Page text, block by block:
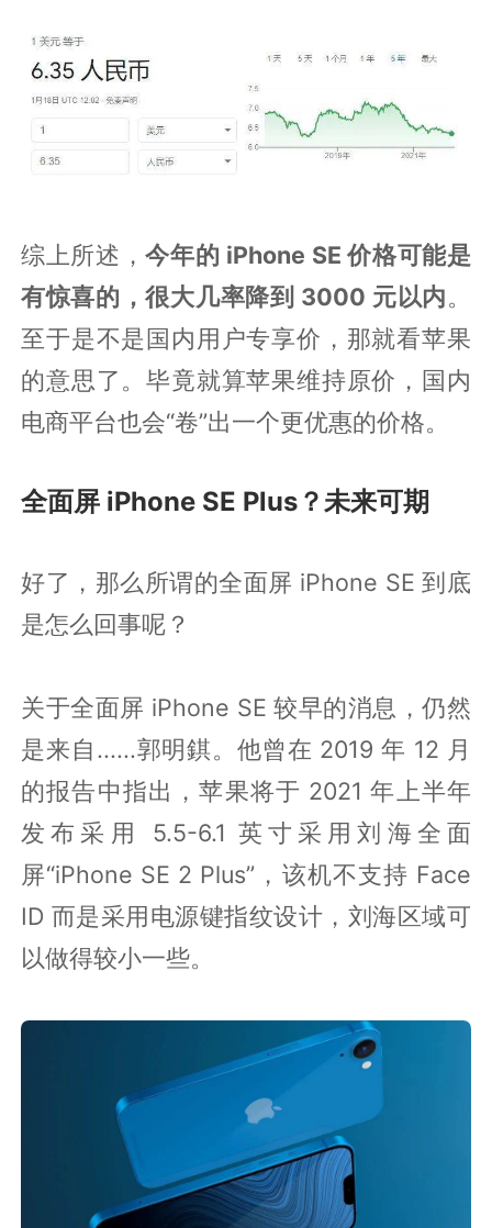
综上所述，今年的 iPhone SE 价格可能是
有惊喜的，很大几率降到 3000 元以内。
至于是不是国内用户专享价，那就看苹果
的意思了。毕竟就算苹果维持原价，国内
电商平台也会“卷”出一个更优惠的价格。
全面屏 iPhone SE Plus？未来可期
好了，那么所谓的全面屏 iPhone SE 到底
是怎么回事呢？
关于全面屏 iPhone SE 较早的消息，仍然
是来自......郭明錤。他曾在 2019 年 12 月
的报告中指出，苹果将于 2021 年上半年
发布采用 5.5-6.1 英寸采用刘海全面
屏“iPhone SE 2 Plus”，该机不支持 Face
ID 而是采用电源键指纹设计，刘海区域可
以做得较小一些。